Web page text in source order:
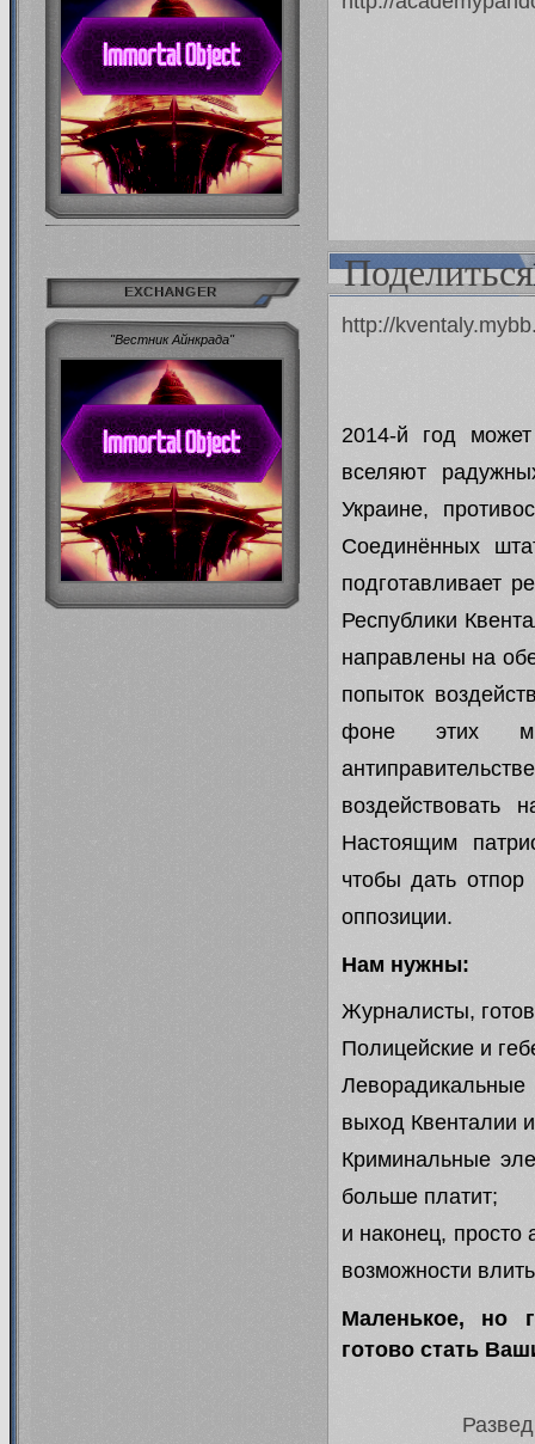
Поделиться
EXCHANGER
"Вестник Айнкрада"
http://
2014-й год
вселяют
Украине,
Соединённых
подготавливает
Республики
направлены на
попыток
фоне этих
воздействовать
Настоящим
чтобы дать
оппозиции.
Нам нужны:
Журналисты,
Полицейские и
выход Квенталии
Криминальные
больше платит;
и наконец, просто
возможности
Маленькое, но
готово стать